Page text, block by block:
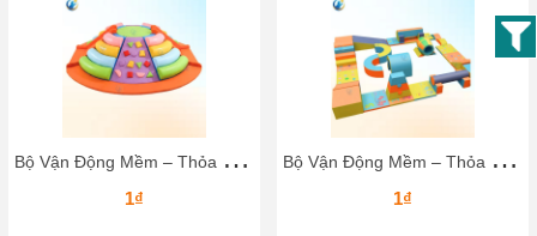
B
ộ Vận Động Mềm – Thỏa Sức Sáng Tạo & Leo Trèo Cho Bé
1₫
B
ộ Vận Động Mềm – Thỏa Sức Sáng Tạo & Leo Trèo Cho Bé
1₫